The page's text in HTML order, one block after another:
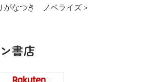
がなつき ノベライズ＞
書店
ＢＯＯＫ